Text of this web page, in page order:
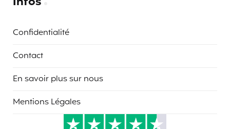
Confidentialité
Contact
En savoir plus sur nous
Mentions Légales